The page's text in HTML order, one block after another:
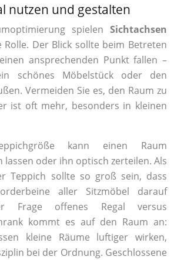
nutzen und gestalten
spielen Sichtachsen
Rolle. Der Blick sollte beim Betreten
ansprechenden Punkt fallen –
schönes Möbelstück oder den
Vermeiden Sie es, den Raum zu
ist oft mehr, besonders in kleinen
kann einen Raum
lassen oder ihn optisch zerteilen. Als
Teppich sollte so groß sein, dass
aller Sitzmöbel darauf
Frage offenes Regal versus
kommt es auf den Raum an:
kleine Räume luftiger wirken,
bei der Ordnung. Geschlossene